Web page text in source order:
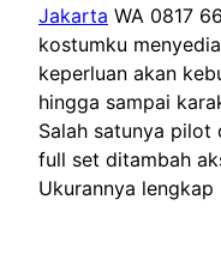
Jakarta WA 0817
kostumku
keperluan akan
hingga sampai
Salah satunya pilot
full set ditambah
Ukurannya